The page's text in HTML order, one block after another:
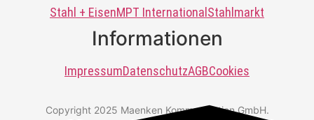
Stahl + EisenMPT International Stahlmarkt
Informationen
ImpressumDatenschutzAGBCookies
Copyright 2025 Maenken Kommunikation GmbH.